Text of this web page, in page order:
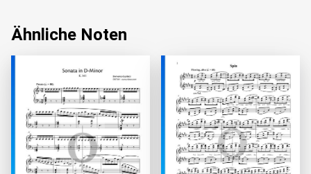
Ähnliche Noten